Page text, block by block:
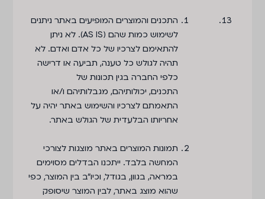
התכנים והמוצרים המופיעים באתר ניתנים
לשימוש כמות שהם (AS IS). לא ניתן
להתאימם לצרכיו של כל אדם ואדם. לא
תהיה לגולש כל טענה, תביעה או דרישה
כלפי החברה בגין תכונות של
התכנים, יכולותיהם, מגבלותיהם ו/או
התאמתם לצרכיו והשימוש באתר יהיה על
אחריותו הבלעדית של הגולש באתר.
תמונות המוצרים באתר מוצגות לצורכי
המחשה בלבד. ייתכנו הבדלים מסוימים
במראה, בגוון, בגודל, וכיו"ב בין המוצר, כפי
שהוא מוצג באתר, לבין המוצר שיסופק